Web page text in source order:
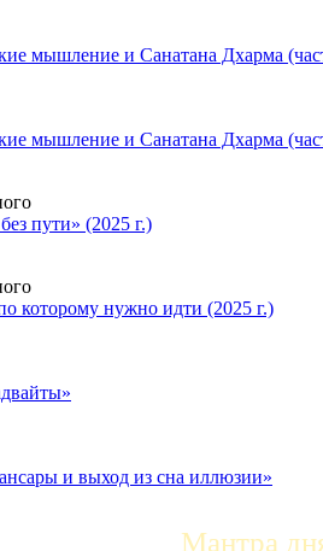
мышление и Санатана Дхарма
мышление и Санатана Дхарма
пути» (2025 г.)
которому нужно идти (2025 г.)
и выход из сна иллюзии»
Мантра